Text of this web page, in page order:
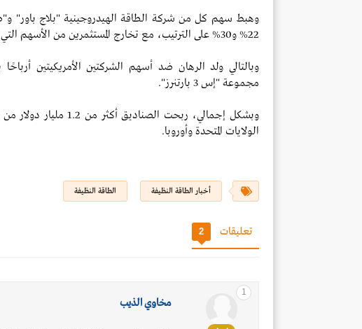
وهبط سهم كل من شركة الطاقة الهيدروجينية "بلاج باور"
22% و30% على الترتيب، مع تخارج المستثمرين من الأسهم التي قد تتضرر من خطط "ترامب".
مجموعة "إس 3 بارتنرز".
الولايات المتحدة وأوروبا.
أخبار الطاقة النظيفة الطاقة النظيفة
تعليقات 2
1
مـخـاوي الـذيــب